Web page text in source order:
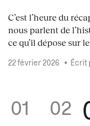
C’est l’heure du
nous parlent de
ce qu’il dépose sur
22 février 2026 • Écrit
01 02